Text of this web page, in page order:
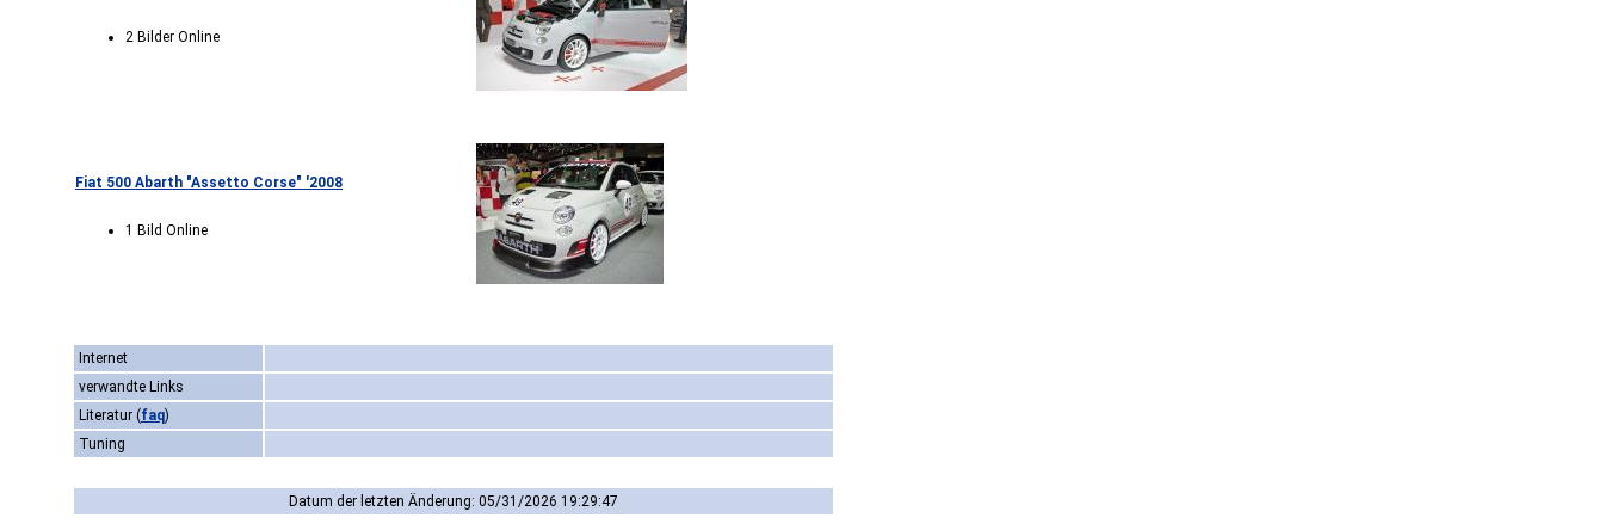
2 Bilder Online
Fiat 500 Abarth "Assetto Corse" '2008
1 Bild Online
Internet
verwandte Links
Literatur (faq)
Tuning
Datum der letzten Änderung: 05/31/2026 19:29:47